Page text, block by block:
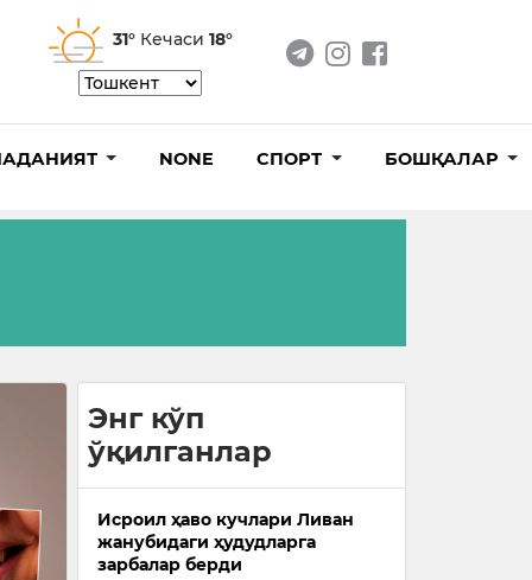
31° Кечаси 18°
NONE СПОРТ БОШҚАЛАР
Энг кўп
ўқилганлар
Исроил ҳаво кучлари Ливан
жанубидаги ҳудудларга
зарбалар берди